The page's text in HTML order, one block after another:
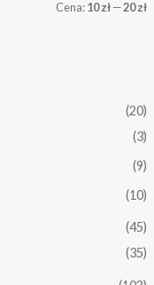
Cena:10 zł—20 zł
(20)
(3)
(9)
(10)
(45)
(35)